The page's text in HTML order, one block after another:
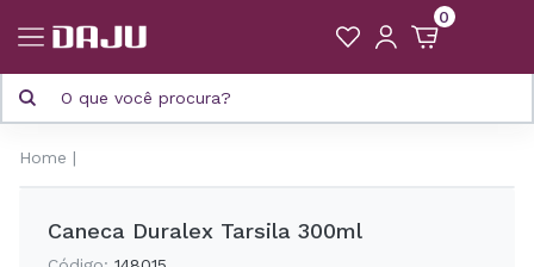
0
Home
Caneca Duralex Tarsila 300ml